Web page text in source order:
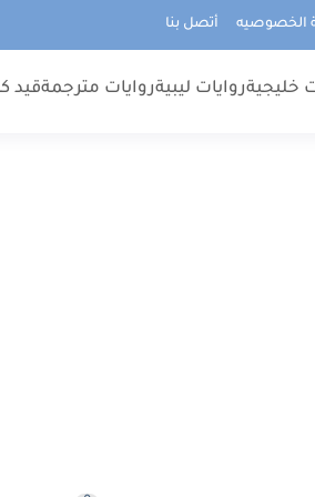
الخصوصيه أتصل بنا
خليجيةروايات ليبيةروايات مترجمةقيد